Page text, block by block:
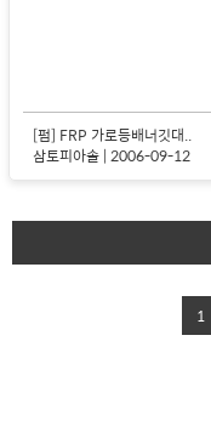
[펌] FRP 가로등배너깃대..
삼토피아솔 | 2006-09-12
1